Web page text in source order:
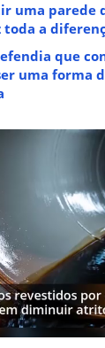
uma parede
a
que
uma forma